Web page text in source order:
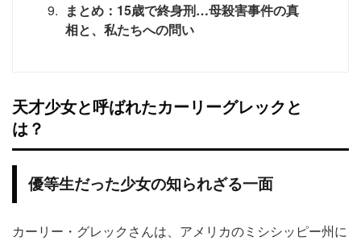
まとめ：15歳で終身刑…母殺害事件の真
相と、私たちへの問い
天才少女と呼ばれたカーリーグレックと
は？
優等生だった少女の知られざる一面
カーリー・グレックさんは、アメリカのミシシッピー州に